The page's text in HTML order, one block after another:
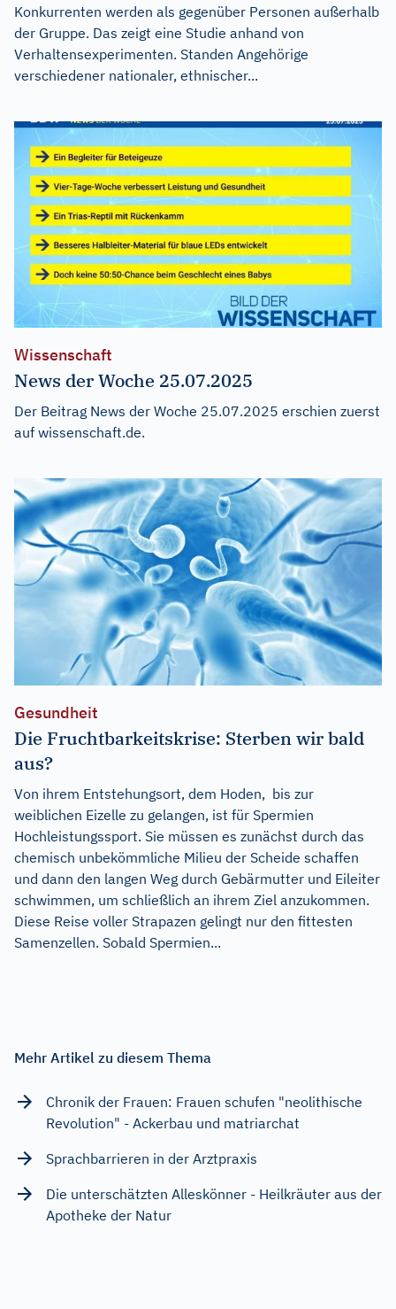
Konkurrenten werden als gegenüber Personen außerhalb
der Gruppe. Das zeigt eine Studie anhand von
Verhaltensexperimenten. Standen Angehörige
verschiedener nationaler, ethnischer...
Wissenschaft
News der Woche 25.07.2025
Der Beitrag News der Woche 25.07.2025 erschien zuerst
auf wissenschaft.de.
Gesundheit
Die Fruchtbarkeitskrise: Sterben wir bald
aus?
Von ihrem Entstehungsort, dem Hoden, bis zur
weiblichen Eizelle zu gelangen, ist für Spermien
Hochleistungssport. Sie müssen es zunächst durch das
chemisch unbekömmliche Milieu der Scheide schaffen
und dann den langen Weg durch Gebärmutter und Eileiter
schwimmen, um schließlich an ihrem Ziel anzukommen.
Diese Reise voller Strapazen gelingt nur den fittesten
Samenzellen. Sobald Spermien...
Mehr Artikel zu diesem Thema
Chronik der Frauen: Frauen schufen "neolithische
Revolution" - Ackerbau und matriarchat
Sprachbarrieren in der Arztpraxis
Die unterschätzten Alleskönner - Heilkräuter aus der
Apotheke der Natur